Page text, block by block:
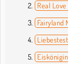
Real
Fairyland